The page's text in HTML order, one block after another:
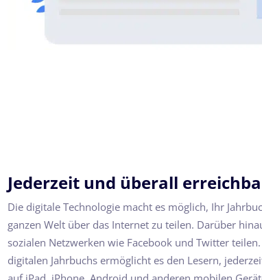
Jederzeit und überall
Die digitale Technologie macht es möglich, Ihr
ganzen Welt über das Internet zu teilen. Darüber
sozialen Netzwerken wie Facebook und Twitter
digitalen Jahrbuchs ermöglicht es den Lesern,